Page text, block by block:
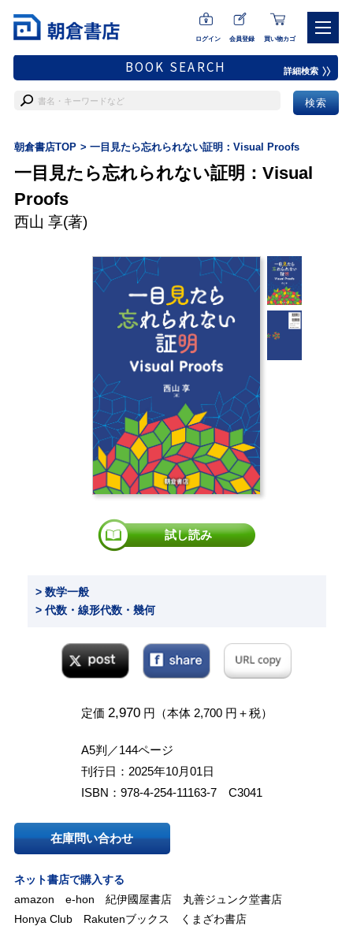
ログイン 会員登録 買い物カゴ
BOOK SEARCH 詳細検索
朝倉書店TOP 一目見たら忘れられない証明：Visual Proofs
一目見たら忘れられない証明：Visual
Proofs
西山 享(著)
試し読み
> 数学一般
> 代数・線形代数・幾何
定価 2,970円（本体 2,700 円＋税）
A5判／144ページ
刊行日：2025年10月01日
ISBN：978-4-254-11163-7 C3041
在庫問い合わせ
ネット書店で購入する
amazon
e-hon 紀伊國屋書店
丸善ジュンク堂書店
Honya Club
Rakutenブックス くまざわ書店